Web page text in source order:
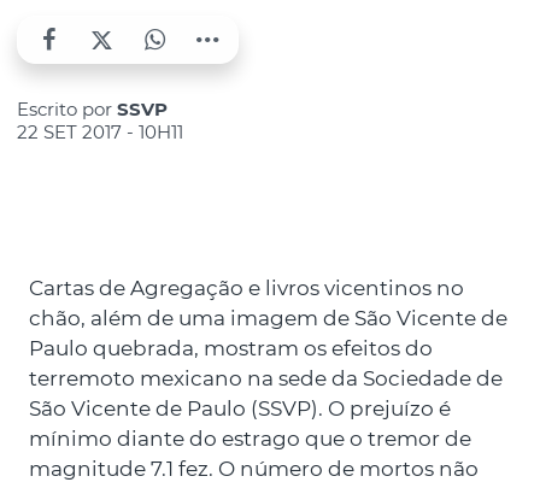
Escrito por SSVP
22 SET 2017 - 10H11
Cartas de Agregação e livros vicentinos no
chão, além de uma imagem de São Vicente de
Paulo quebrada, mostram os efeitos do
terremoto mexicano na sede da Sociedade de
São Vicente de Paulo (SSVP). O prejuízo é
mínimo diante do estrago que o tremor de
magnitude 7.1 fez. O número de mortos não